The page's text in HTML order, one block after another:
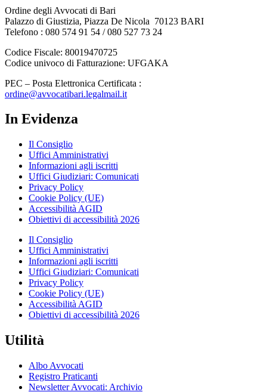
Ordine degli Avvocati di Bari
Palazzo di Giustizia, Piazza De Nicola 70123 BARI
Telefono : 080 574 91 54 / 080 527 73 24
Codice Fiscale: 80019470725
Codice univoco di Fatturazione: UFGAKA
PEC – Posta Elettronica Certificata :
ordine@avvocatibari.legalmail.it
In Evidenza
Il Consiglio
Uffici Amministrativi
Informazioni agli iscritti
Uffici Giudiziari: Comunicati
Privacy Policy
Cookie Policy (UE)
Accessibilità AGID
Obiettivi di accessibilità 2026
Il Consiglio
Uffici Amministrativi
Informazioni agli iscritti
Uffici Giudiziari: Comunicati
Privacy Policy
Cookie Policy (UE)
Accessibilità AGID
Obiettivi di accessibilità 2026
Utilità
Albo Avvocati
Registro Praticanti
Newsletter Avvocati: Archivio